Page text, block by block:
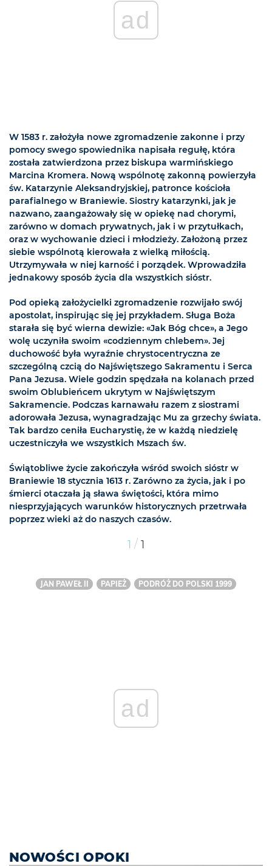
ad
W 1583 r. założyła nowe zgromadzenie zakonne i przy
pomocy swego spowiednika napisała regułę, która
została zatwierdzona przez biskupa warmińskiego
Marcina Kromera. Nową wspólnotę zakonną powierzyła
św. Katarzynie Aleksandryjskiej, patronce kościoła
parafialnego w Braniewie. Siostry katarzynki, jak je
nazwano, zaangażowały się w opiekę nad chorymi,
zarówno w domach prywatnych, jak i w przytułkach,
oraz w wychowanie dzieci i młodzieży. Założoną przez
siebie wspólnotą kierowała z wielką miłością.
Utrzymywała w niej karność i porządek. Wprowadziła
jednakowy sposób życia dla wszystkich sióstr.
Pod opieką założycielki zgromadzenie rozwijało swój
apostolat, inspirując się jej przykładem. Sługa Boża
starała się być wierna dewizie: «Jak Bóg chce», a Jego
wolę uczyniła swoim «codziennym chlebem». Jej
duchowość była wyraźnie chrystocentryczna ze
szczególną czcią do Najświętszego Sakramentu i Serca
Pana Jezusa. Wiele godzin spędzała na kolanach przed
swoim Oblubieńcem ukrytym w Najświętszym
Sakramencie. Podczas karnawału razem z siostrami
adorowała Jezusa, wynagradzając Mu za grzechy świata.
Tak bardzo ceniła Eucharystię, że w każdą niedzielę
uczestniczyła we wszystkich Mszach św.
Świątobliwe życie zakończyła wśród swoich sióstr w
Braniewie 18 stycznia 1613 r. Zarówno za życia, jak i po
śmierci otaczała ją sława świętości, która mimo
niesprzyjających warunków historycznych przetrwała
poprzez wieki aż do naszych czasów.
1 / 1
JAN PAWEŁ II PAPIEŻ PODRÓŻ DO POLSKI 1999
ad
NOWOŚCI OPOKI